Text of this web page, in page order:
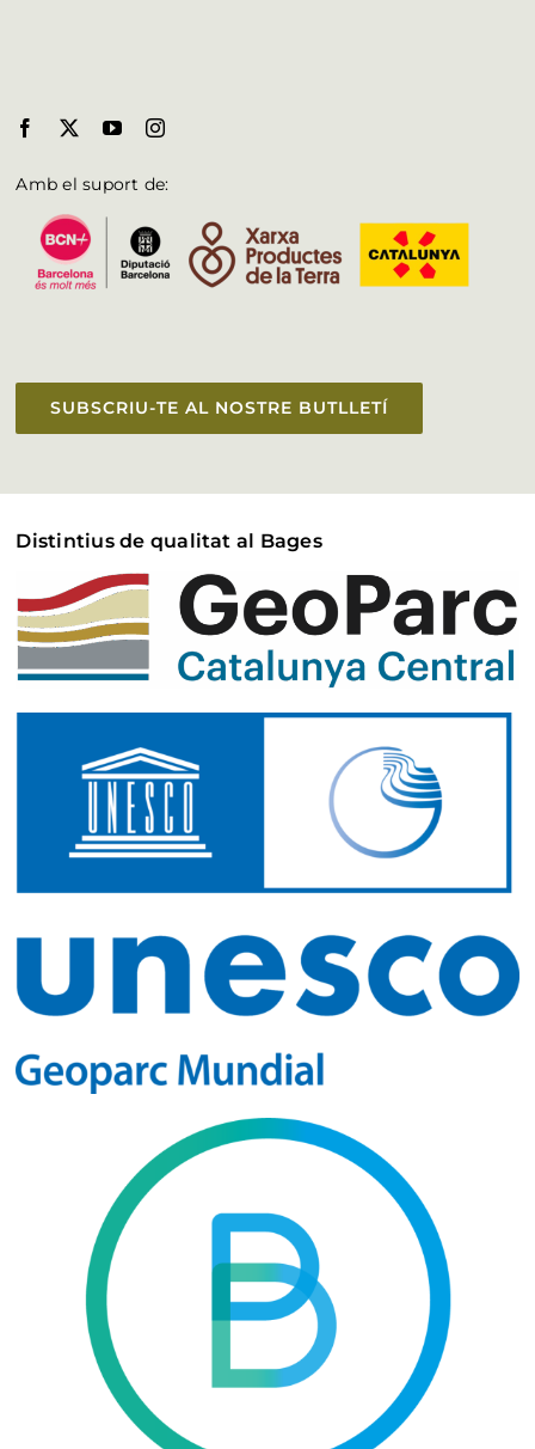
Amb el suport de:
SUBSCRIU-TE AL NOSTRE BUTLLETÍ
Distintius de qualitat al Bages